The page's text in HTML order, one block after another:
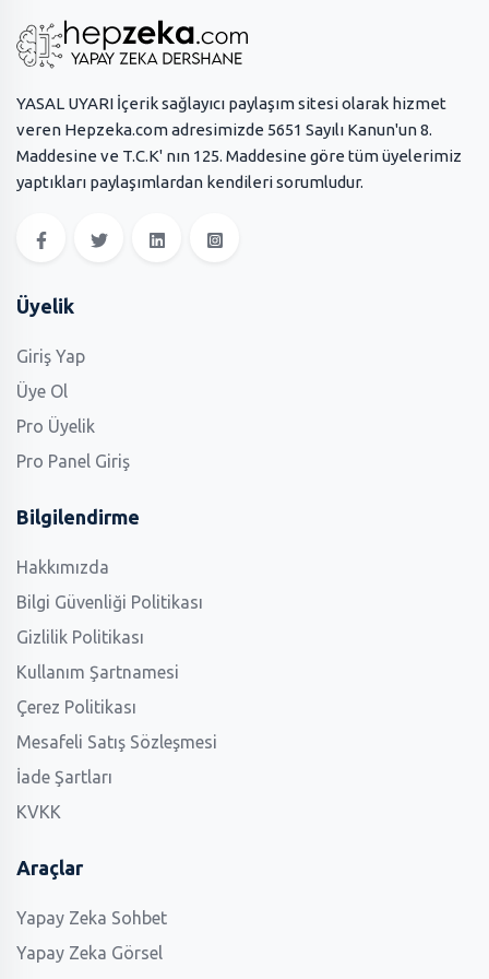
YASAL UYARI İçerik sağlayıcı paylaşım sitesi olarak hizmet
veren Hepzeka.com adresimizde 5651 Sayılı Kanun'un 8.
Maddesine ve T.C.K' nın 125. Maddesine göre tüm üyelerimiz
yaptıkları paylaşımlardan kendileri sorumludur.
Üyelik
Giriş Yap
Üye Ol
Pro Üyelik
Pro Panel Giriş
Bilgilendirme
Hakkımızda
Bilgi Güvenliği Politikası
Gizlilik Politikası
Kullanım Şartnamesi
Çerez Politikası
Mesafeli Satış Sözleşmesi
İade Şartları
KVKK
Araçlar
Yapay Zeka Sohbet
Yapay Zeka Görsel